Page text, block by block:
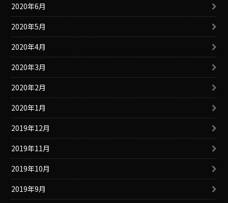
2020年6月
2020年5月
2020年4月
2020年3月
2020年2月
2020年1月
2019年12月
2019年11月
2019年10月
2019年9月